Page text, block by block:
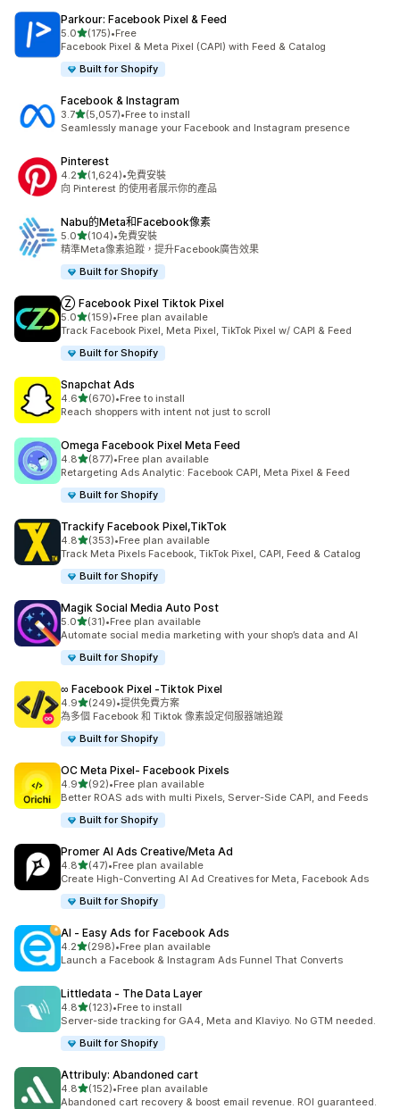
Parkour: Facebook Pixel & Feed
5.0滿分 5 顆星
(175)
共有 175 則評價
•Free
Facebook Pixel & Meta Pixel (CAPI) with Feed & Catalog
Built for Shopify
Facebook & Instagram
3.7滿分 5 顆星
(5,057)
共有 5057 則評價
•Free to install
Seamlessly manage your Facebook and Instagram presence
Pinterest
4.2滿分 5 顆星
(1,624)
共有 1624 則評價
•免費安裝
向 Pinterest 的使用者展示你的產品
Nabu的Meta和Facebook像素
5.0滿分 5 顆星
(104)
共有 104 則評價
•免費安裝
精準Meta像素追蹤，提升Facebook廣告效果
Built for Shopify
Ⓩ Facebook Pixel Tiktok Pixel
5.0滿分 5 顆星
(159)
共有 159 則評價
•Free plan available
Track Facebook Pixel, Meta Pixel, TikTok Pixel w/ CAPI & Feed
Built for Shopify
Snapchat Ads
4.6滿分 5 顆星
(670)
共有 670 則評價
•Free to install
Reach shoppers with intent not just to scroll
Omega Facebook Pixel Meta Feed
4.8滿分 5 顆星
(877)
共有 877 則評價
•Free plan available
Retargeting Ads Analytic: Facebook CAPI, Meta Pixel & Feed
Built for Shopify
Trackify Facebook Pixel,TikTok
4.8滿分 5 顆星
(353)
共有 353 則評價
•Free plan available
Track Meta Pixels Facebook, TikTok Pixel, CAPI, Feed & Catalog
Built for Shopify
Magik Social Media Auto Post
5.0滿分 5 顆星
(31)
共有 31 則評價
•Free plan available
Automate social media marketing with your shop’s data and AI
Built for Shopify
∞ Facebook Pixel ‑Tiktok Pixel
4.9滿分 5 顆星
(249)
共有 249 則評價
•提供免費方案
為多個 Facebook 和 Tiktok 像素設定伺服器端追蹤
Built for Shopify
OC Meta Pixel‑ Facebook Pixels
4.9滿分 5 顆星
(92)
共有 92 則評價
•Free plan available
Better ROAS ads with multi Pixels, Server-Side CAPI, and Feeds
Built for Shopify
Promer AI Ads Creative/Meta Ad
4.8滿分 5 顆星
(47)
共有 47 則評價
•Free plan available
Create High-Converting AI Ad Creatives for Meta, Facebook Ads
Built for Shopify
AI ‑ Easy Ads for Facebook Ads
4.2滿分 5 顆星
(298)
共有 298 則評價
•Free plan available
Launch a Facebook & Instagram Ads Funnel That Converts
Littledata ‑ The Data Layer
4.8滿分 5 顆星
(123)
共有 123 則評價
•Free to install
Server-side tracking for GA4, Meta and Klaviyo. No GTM needed.
Built for Shopify
Attribuly: Abandoned cart
4.8滿分 5 顆星
(152)
共有 152 則評價
•Free plan available
Abandoned cart recovery & boost email revenue. ROI guaranteed.